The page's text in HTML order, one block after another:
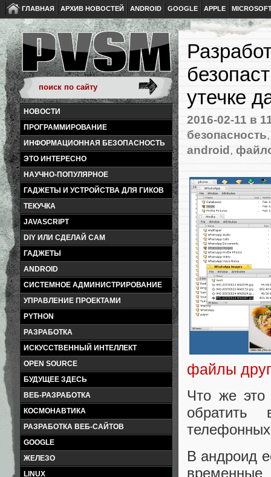
ГЛАВНАЯ АРХИВ НОВОСТЕЙ ANDROID GOOGLE APPLE
НОВОСТИ
ПРОГРАММИРОВАНИЕ
ИНФОРМАЦИОННАЯ БЕЗОПАСНОСТЬ
ЭТО ИНТЕРЕСНО
НАУЧНО-ПОПУЛЯРНОЕ
ГАДЖЕТЫ И УСТРОЙСТВА ДЛЯ ГИКОВ
ТЕКУЧКА
JAVASCRIPT
DIY ИЛИ СДЕЛАЙ САМ
ГАДЖЕТЫ
ANDROID
СИСТЕМНОЕ АДМИНИСТРИРОВАНИЕ
УПРАВЛЕНИЕ ПРОЕКТАМИ
PYTHON
РАЗРАБОТКА
ИСКУССТВЕННЫЙ ИНТЕЛЛЕКТ
OPEN SOURCE
БУДУЩЕЕ ЗДЕСЬ
ВЕБ-РАЗРАБОТКА
КОСМОНАВТИКА
РАЗРАБОТКА ВЕБ-САЙТОВ
GOOGLE
ЖЕЛЕЗО
LINUX
утечке
2016-02-11 в
безопасность
android,
файлы
Что же
обратить
В андроид